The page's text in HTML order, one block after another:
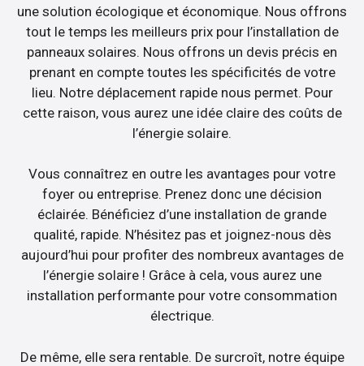
une solution écologique et économique. Nous offrons
tout le temps les meilleurs prix pour l’installation de
panneaux solaires. Nous offrons un devis précis en
prenant en compte toutes les spécificités de votre
lieu. Notre déplacement rapide nous permet. Pour
cette raison, vous aurez une idée claire des coûts de
l’énergie solaire.
Vous connaîtrez en outre les avantages pour votre
foyer ou entreprise. Prenez donc une décision
éclairée. Bénéficiez d’une installation de grande
qualité, rapide. N’hésitez pas et joignez-nous dès
aujourd’hui pour profiter des nombreux avantages de
l’énergie solaire ! Grâce à cela, vous aurez une
installation performante pour votre consommation
électrique.
De même, elle sera rentable. De surcroît, notre équipe